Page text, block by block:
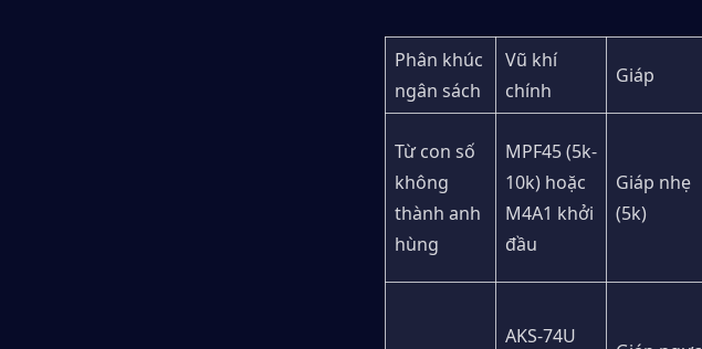
Phân khúc
ngân sách
Vũ khí
chính
Giáp
Từ con số
không
thành anh
hùng
MPF45 (5k-
10k) hoặc
M4A1 khởi
đầu
Giáp nhẹ
(5k)
AKS-74U